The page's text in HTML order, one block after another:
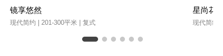
镜享悠然
现代简约 | 201-300平米 | 复式
星尚花
现代简约